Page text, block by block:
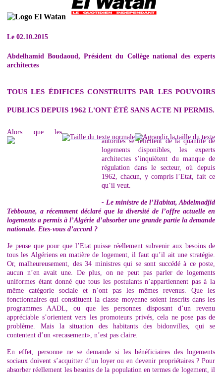
Le 02.10.2015
Abdelhamid Boudaoud, Président du Collège national des experts
architectes
TOUS LES ÉDIFICES CONSTRUITS PAR LES POUVOIRS
PUBLICS DEPUIS 1962 L'ONT ÉTÉ SANS ACTE NI PERMIS.
Alors que les
autorités se félicitent de la quantité de
logements disponibles, les experts
architectes s’inquiètent du manque de
régulation dans le secteur, où depuis
1962, chacun, y compris l’Etat, fait ce
qu’il veut.
- Le ministre de l’Habitat, Abdelmadjid
Tebboune, a récemment déclaré que la diversité de l’offre actuelle en
logements a permis à l’Algérie d’absorber une grande partie la demande
nationale. Etes-vous d’accord ?
Je pense que pour que l’Etat puisse réellement subvenir aux besoins de
tous les Algériens en matière de logement, il faut qu’il ait une stratégie.
Or, malheureusement, des 34 ministres qui se sont succédé à ce poste,
aucun n’en avait une. De plus, on ne peut pas parler de logements
uniformes étant donné que tous les postulants n’appartiennent pas à la
même catégorie sociale et n’ont pas les mêmes revenus. Que les
fonctionnaires qui constituent la classe moyenne soient inscrits dans les
programmes AADL, ou que les personnes disposant d’un revenu
appréciable s’orientent vers les promoteurs privés, cela ne pose pas de
problème. Mais la situation des habitants des bidonvilles, qui se
contentent d’un «recasement», n’est pas claire.
En effet, personne ne se demande si les bénéficiaires des logements
sociaux doivent s’acquitter d’un loyer ou en devenir propriétaires ? Pour
absorber réellement les besoins de la population en termes de logement, il